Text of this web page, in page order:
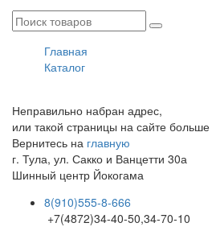
Главная
Каталог
Неправильно набран адрес,
или такой страницы на сайте
Вернитесь на главную
г. Тула, ул. Сакко и Ванцетти 30а
Шинный центр Йокогама
8(910)555-8-666
+7(4872)34-40-50,34-70-10